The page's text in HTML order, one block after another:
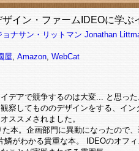
イン・ファームIDEOに学ぶ
ョナサン・リットマン Jonathan
屋, Amazon, WebCat
デアで競争するのは大変... と思っ
察してもののデザインをする、イ
ススメされました。
た本。企画部門に異動になったので
鱗がわかる貴重な本。 IDEOのオフ